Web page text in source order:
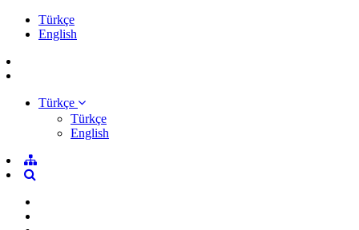
Türkçe
English
Türkçe
Türkçe
English